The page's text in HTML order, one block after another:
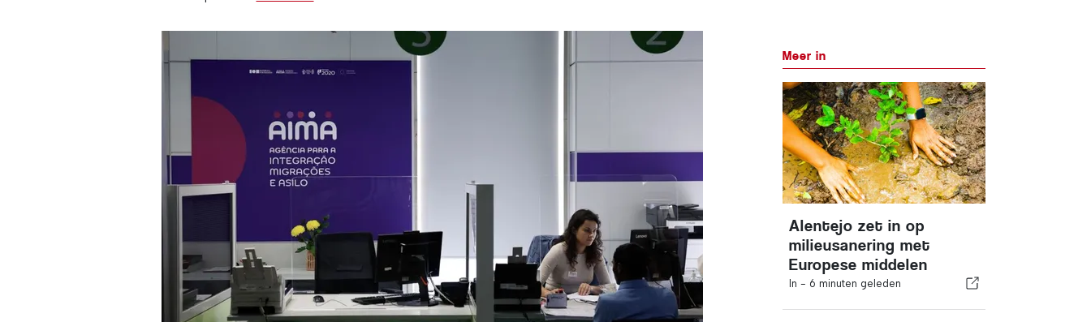
Meer in
Alentejo zet in op
milieusanering met
Europese middelen
In - 6 minuten geleden